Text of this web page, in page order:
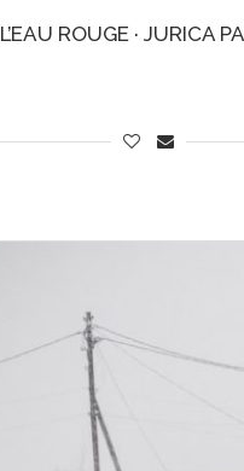
L’EAU ROUGE · JURICA